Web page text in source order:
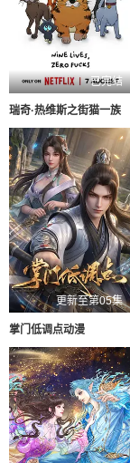
已完结
瑞奇·热维斯之街猫一族
更新至第05集
掌门低调点动漫